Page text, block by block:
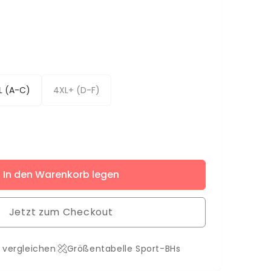
(A-C) 4XL+ (D-F)
In den Warenkorb legen
Jetzt zum Checkout
Größentabelle Sport-BHs